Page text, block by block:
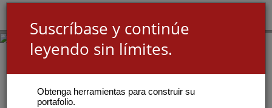
Suscríbase y continúe
leyendo sin límites.
Obtenga herramientas para construir su
portafolio.